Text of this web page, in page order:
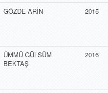
GÖZDE ARİN 2015
ÜMMÜ GÜLSÜM
BEKTAŞ
2016